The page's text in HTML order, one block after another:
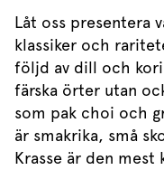
Låt oss presentera
klassiker och
följd av dill och
färska örter utan
som pak choi och
är smakrika, små
Krasse är den mest